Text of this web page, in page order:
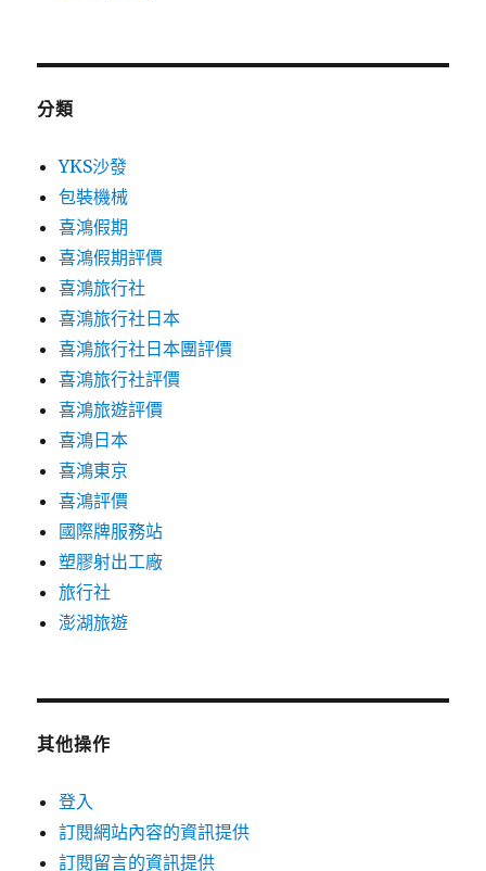
分類
YKS沙發
包裝機械
喜鴻假期
喜鴻假期評價
喜鴻旅行社
喜鴻旅行社日本
喜鴻旅行社日本團評價
喜鴻旅行社評價
喜鴻旅遊評價
喜鴻日本
喜鴻東京
喜鴻評價
國際牌服務站
塑膠射出工廠
旅行社
澎湖旅遊
其他操作
登入
訂閱網站內容的資訊提供
訂閱留言的資訊提供